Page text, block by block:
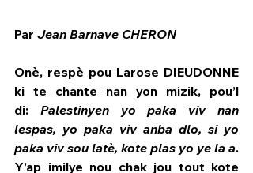
Par Jean Barnave CHERON
Onè, respè pou Larose DIEUDONNE
ki te chante nan yon mizik, pou’l
di: Palestinyen yo paka viv nan
lespas, yo paka viv anba dlo, si yo
paka viv sou latè, kote plas yo ye la a.
Y’ap imilye nou chak jou tout kote